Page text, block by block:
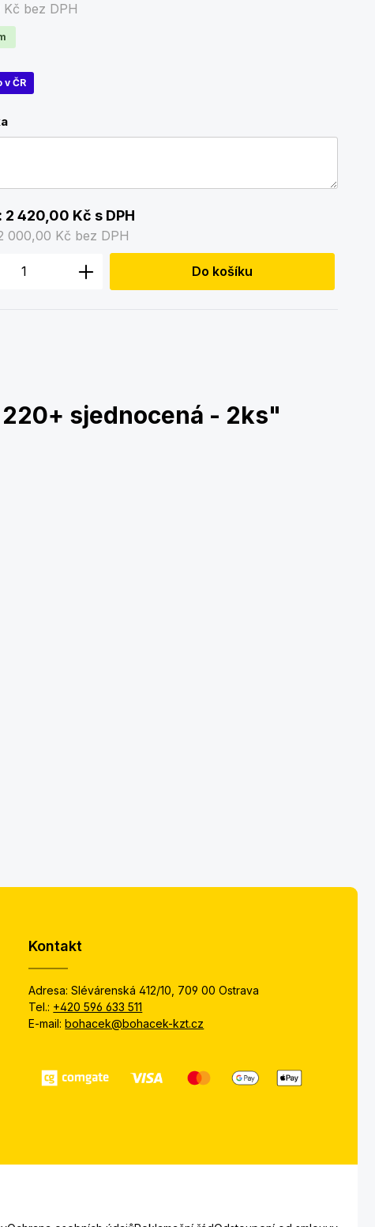
Kč bez DPH
ČR
2 420,00 Kč s DPH
000,00 Kč bez DPH
produktu: Zadejte požadované
Do košíku
sjednocená - 2ks"
Kontakt
Adresa: Slévárenská 412/10, 709 00 Ostrava
Tel.: +420 596 633 511
E-mail:bohacek@bohacek-kzt.cz